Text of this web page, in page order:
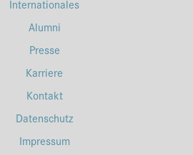
Internationales
Alumni
Presse
Karriere
Kontakt
Datenschutz
Impressum